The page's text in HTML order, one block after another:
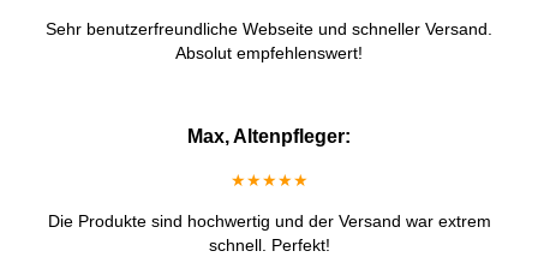
Sehr benutzerfreundliche Webseite und schneller Versand.
Absolut empfehlenswert!
Max, Altenpfleger:
★★★★★
Die Produkte sind hochwertig und der Versand war extrem
schnell. Perfekt!